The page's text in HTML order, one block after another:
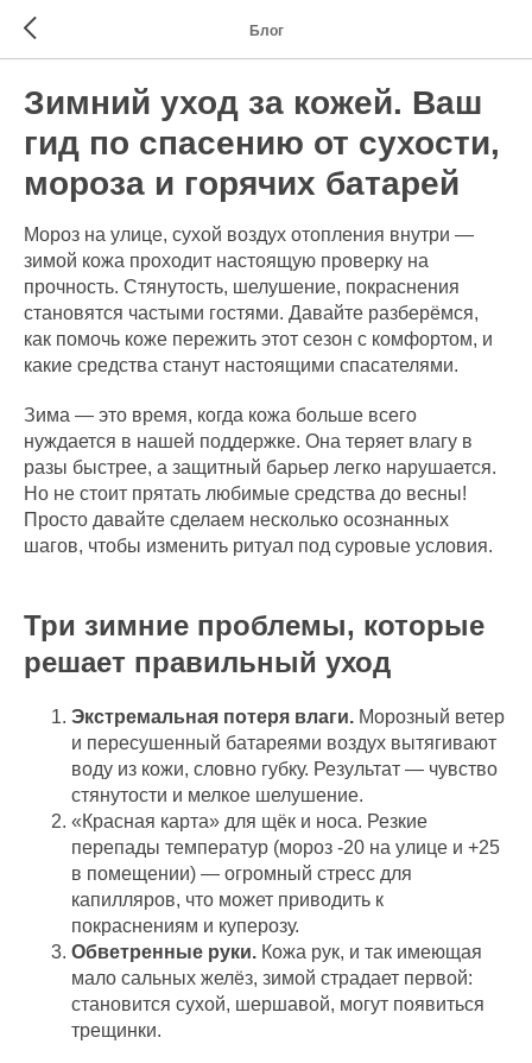
Блог
Зимний уход за кожей. Ваш
гид по спасению от сухости,
мороза и горячих батарей
Мороз на улице, сухой воздух отопления внутри —
зимой кожа проходит настоящую проверку на
прочность. Стянутость, шелушение, покраснения
становятся частыми гостями. Давайте разберёмся,
как помочь коже пережить этот сезон с комфортом, и
какие средства станут настоящими спасателями.
Зима — это время, когда кожа больше всего
нуждается в нашей поддержке. Она теряет влагу в
разы быстрее, а защитный барьер легко нарушается.
Но не стоит прятать любимые средства до весны!
Просто давайте сделаем несколько осознанных
шагов, чтобы изменить ритуал под суровые условия.
Три зимние проблемы, которые
решает правильный уход
Экстремальная потеря влаги. Морозный ветер
и пересушенный батареями воздух вытягивают
воду из кожи, словно губку. Результат — чувство
стянутости и мелкое шелушение.
«Красная карта» для щёк и носа. Резкие
перепады температур (мороз -20 на улице и +25
в помещении) — огромный стресс для
капилляров, что может приводить к
покраснениям и куперозу.
Обветренные руки. Кожа рук, и так имеющая
мало сальных желёз, зимой страдает первой:
становится сухой, шершавой, могут появиться
трещинки.